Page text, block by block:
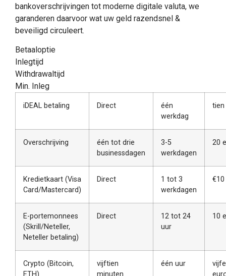
bankoverschrijvingen tot moderne digitale valuta, we
garanderen daarvoor wat uw geld razendsnel &
beveiligd circuleert.
Betaaloptie
Inlegtijd
Withdrawaltijd
Min. Inleg
iDEAL betaling Direct
één
werkdag
Overschrijving
één tot drie
businessdagen
3-5
werkdagen
20
Kredietkaart (Visa
Card/Mastercard)
Direct
1 tot 3
werkdagen
€10
E-portemonnees
(Skrill/Neteller,
Neteller betaling)
Direct
12 tot 24
uur
10
Crypto (Bitcoin,
vijftien
één uur